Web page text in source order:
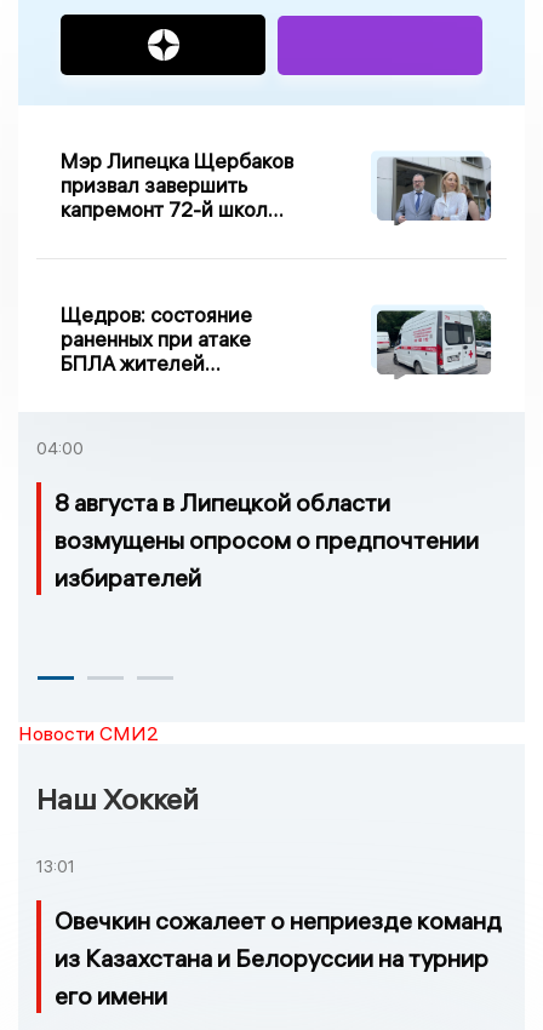
Мэр Липецка Щербаков
призвал завершить
капремонт 72-й школы
Щедров: состояние
раненных при атаке
БПЛА жителей
04:00
8 августа в Липецкой области
возмущены опросом о предпочтении
избирателей
Новости СМИ2
Наш Хоккей
13:01
Овечкин сожалеет о неприезде команд
из Казахстана и Белоруссии на турнир
его имени